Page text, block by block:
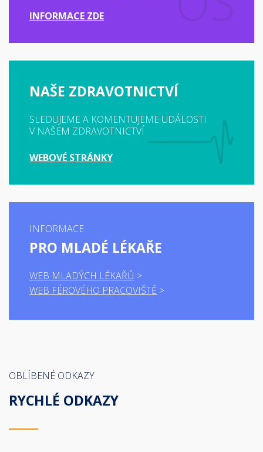
INFORMACE ZDE
NAŠE ZDRAVOTNICTVÍ
SLEDUJEME A KOMENTUJEME UDÁLOSTI
V NAŠEM ZDRAVOTNICTVÍ
WEBOVÉ STRÁNKY
INFORMACE
PRO MLADÉ LÉKAŘE
WEB MLADÝCH LÉKAŘŮ
WEB FÉROVÉHO PRACOVIŠTĚ
OBLÍBENÉ ODKAZY
RYCHLÉ ODKAZY